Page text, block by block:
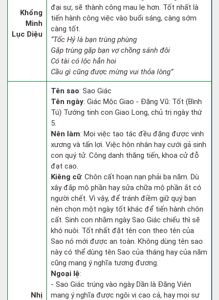
Khổng
Minh
Lục Diệu
đại sự, sẽ thành công mau lẹ hơn. Tốt nhất là
tiến hành công việc vào buổi sáng, càng sớm
càng tốt.
“Tốc Hỷ là bạn trùng phùng
Gặp trùng gặp bạn vợ chồng sánh đôi
Có tài có lộc hẳn hoi
Cầu gì cũng được mừng vui thỏa lòng”
Nhị
Tên sao: Sao Giác
Tên ngày: Giác Mộc Giao - Đặng Vũ: Tốt (Bình
Tú) Tướng tinh con Giao Long, chủ trị ngày thứ
5.
Nên làm: Mọi việc tạo tác đều đặng được vinh
xương và tấn lợi. Việc hôn nhân hay cưới gả sinh
con quý tử. Công danh thăng tiến, khoa cử đỗ
đạt cao.
Kiêng cữ: Chôn cất hoạn nạn phải ba năm. Dù
xây đắp mộ phần hay sửa chữa mộ phần ắt có
người chết. Vì vậy, để tránh điềm giữ quý bạn
nên chọn một ngày tốt khác để tiến hành chôn
cất. Sinh con nhằm ngày Sao Giác chiếu thì sẽ
khó nuôi. Tốt nhất đặt tên con theo tên của
Sao nó mới được an toàn. Không dùng tên sao
này có thể dùng tên Sao của tháng hay của năm
cũng mang ý nghĩa tương đương.
Ngoại lệ:
- Sao Giác trúng vào ngày Dần là Đăng Viên
mang ý nghĩa được ngôi vị cao cả, hay mọi sự